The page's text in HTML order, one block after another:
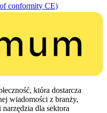
conformity CE)
która dostarcza
wiadomości z branży,
dla sektora